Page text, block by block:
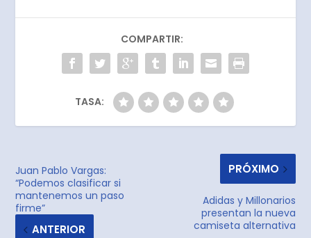
COMPARTIR:
TASA:
Juan Pablo Vargas:
“Podemos clasificar si
mantenemos un paso
firme”
ANTERIOR
PRÓXIMO
Adidas y Millonarios
presentan la nueva
camiseta alternativa